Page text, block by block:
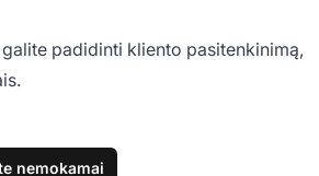
padidinti kliento pasitenkinimą,
nemokamai